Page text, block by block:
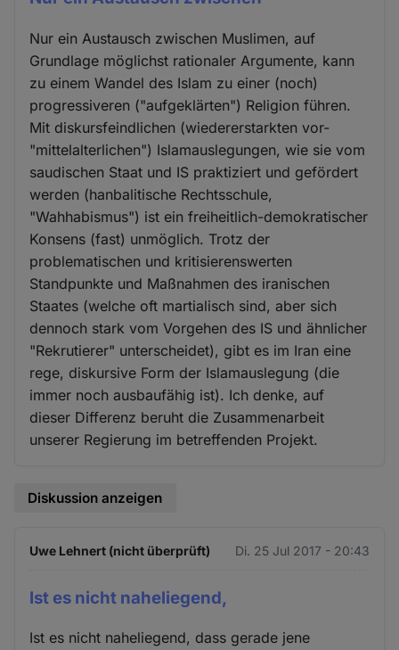
Nur ein Austausch zwischen Muslimen, auf
Grundlage möglichst rationaler Argumente, kann
zu einem Wandel des Islam zu einer (noch)
progressiveren ("aufgeklärten") Religion führen.
Mit diskursfeindlichen (wiedererstarkten vor-
"mittelalterlichen") Islamauslegungen, wie sie vom
saudischen Staat und IS praktiziert und gefördert
werden (hanbalitische Rechtsschule,
"Wahhabismus") ist ein freiheitlich-demokratischer
Konsens (fast) unmöglich. Trotz der
problematischen und kritisierenswerten
Standpunkte und Maßnahmen des iranischen
Staates (welche oft martialisch sind, aber sich
dennoch stark vom Vorgehen des IS und ähnlicher
"Rekrutierer" unterscheidet), gibt es im Iran eine
rege, diskursive Form der Islamauslegung (die
immer noch ausbaufähig ist). Ich denke, auf
dieser Differenz beruht die Zusammenarbeit
unserer Regierung im betreffenden Projekt.
Diskussion anzeigen
Uwe Lehnert (nicht überprüft) Di. 25 Jul 2017 - 20:43
Ist es nicht naheliegend,
Ist es nicht naheliegend, dass gerade jene